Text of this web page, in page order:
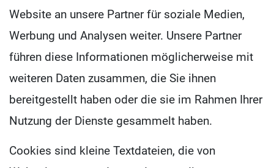
Website an unsere Partner für soziale Medien,
Werbung und Analysen weiter. Unsere Partner
führen diese Informationen möglicherweise mit
weiteren Daten zusammen, die Sie ihnen
bereitgestellt haben oder die sie im Rahmen Ihrer
Nutzung der Dienste gesammelt haben.
Cookies sind kleine Textdateien, die von